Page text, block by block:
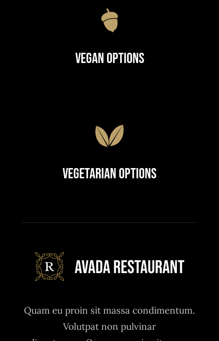
Vegan Options
Vegetarian Options
Quam eu proin sit massa condimentum.
Volutpat non pulvinar